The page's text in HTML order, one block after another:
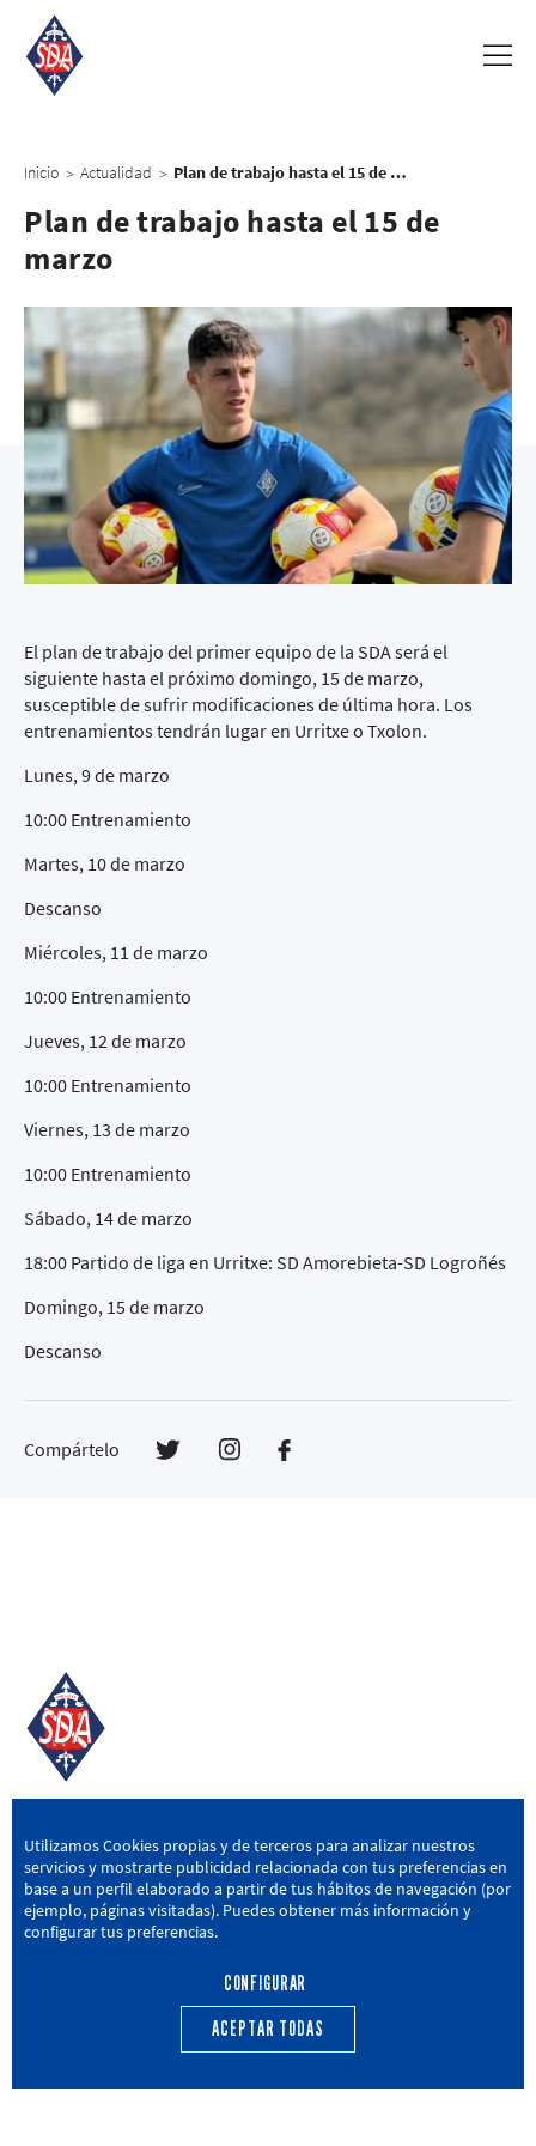
Inicio > Actualidad > Plan de trabajo hasta el 15 de marzo
Plan de trabajo hasta el 15 de
marzo
El plan de trabajo del primer equipo de la SDA será el
siguiente hasta el próximo domingo, 15 de marzo,
susceptible de sufrir modificaciones de última hora. Los
entrenamientos tendrán lugar en Urritxe o Txolon.
Lunes, 9 de marzo
10:00 Entrenamiento
Martes, 10 de marzo
Descanso
Miércoles, 11 de marzo
10:00 Entrenamiento
Jueves, 12 de marzo
10:00 Entrenamiento
Viernes, 13 de marzo
10:00 Entrenamiento
Sábado, 14 de marzo
18:00 Partido de liga en Urritxe: SD Amorebieta-SD Logroñés
Domingo, 15 de marzo
Descanso
Compártelo
SD AMOREBIETA
San Miguel Kalea, 16, 48340 Amorebieta, Bizkaia
946 604 751 | sda@sdamorebieta.eus
CANTERA ACTUALIDAD
Utilizamos Cookies propias y de terceros para analizar nuestros
servicios y mostrarte publicidad relacionada con tus preferencias en
base a un perfil elaborado a partir de tus hábitos de navegación (por
ejemplo, páginas visitadas). Puedes obtener más información y
configurar tus preferencias.
CONFIGURAR
ACEPTAR TODAS